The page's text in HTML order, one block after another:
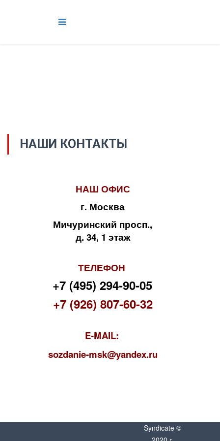
НАШИ КОНТАКТЫ
НАШ ОФИС
г. Москва
Мичуринский просп.,
д. 34, 1 этаж
ТЕЛЕФОН
+7 (495) 294-90-05
+7 (926) 807-60-32
E-MAIL:
sozdanie-msk@yandex.ru
Syndicate ©